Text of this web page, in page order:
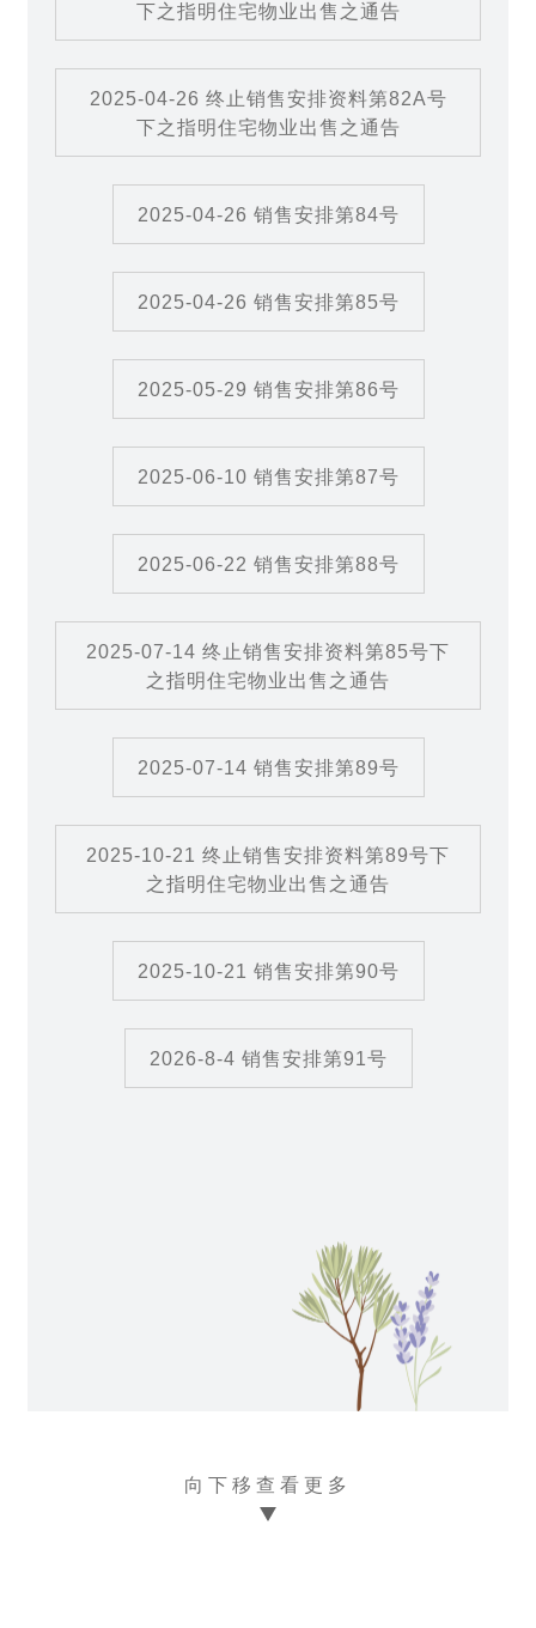
下之指明住宅物业出售之通告
2025-04-26 终止销售安排资料第82A号
下之指明住宅物业出售之通告
2025-04-26 销售安排第84号
2025-04-26 销售安排第85号
2025-05-29 销售安排第86号
2025-06-10 销售安排第87号
2025-06-22 销售安排第88号
2025-07-14 终止销售安排资料第85号下
之指明住宅物业出售之通告
2025-07-14 销售安排第89号
2025-10-21 终止销售安排资料第89号下
之指明住宅物业出售之通告
2025-10-21 销售安排第90号
2026-8-4 销售安排第91号
向下移查看更多